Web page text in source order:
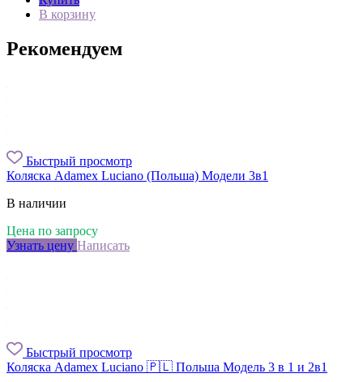
В корзину
Рекомендуем
Быстрый просмотр
Коляска Adamex Luciano (Польша) Модели 3в1
В наличии
Цена по запросу
Узнать цену Написать
Быстрый просмотр
Коляска Adamex Luciano 🇵🇱 Польша Модель 3 в 1 и 2в1